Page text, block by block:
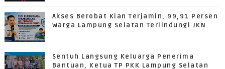
Akses Berobat Kian Terjamin, 99,91 Persen
Warga Lampung Selatan Terlindungi JKN
Sentuh Langsung Keluarga Penerima
Bantuan, Ketua TP PKK Lampung Selatan